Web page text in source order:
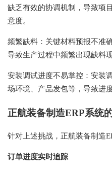
缺乏有效的协调机制，导致项
意度。
频繁缺料：关键材料预报不准
导致生产过程中频繁出现缺料
安装调试进度不易掌控：安装
场环境、产品发包等，导致进
正航装备制造ERP系统
针对上述挑战，正航装备制造
订单进度实时追踪